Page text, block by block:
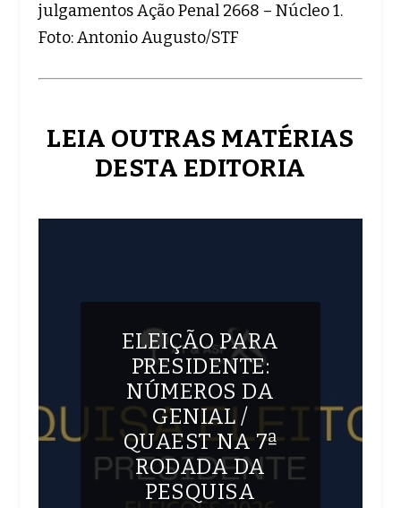
julgamentos Ação Penal 2668 – Núcleo 1.
Foto: Antonio Augusto/STF
LEIA OUTRAS MATÉRIAS
DESTA EDITORIA
ELEIÇÃO PARA
PRESIDENTE:
NÚMEROS DA
GENIAL /
QUAEST NA 7ª
RODADA DA
PESQUISA